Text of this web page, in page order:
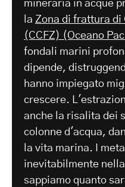
mineraria in acque
la Zona di frattura di
(CCFZ) (Oceano
fondali marini
dipende,
hanno impiegato
crescere.
anche la risalita dei
colonne d'acqua,
la vita marina. I
inevitabilmente
sappiamo quanto